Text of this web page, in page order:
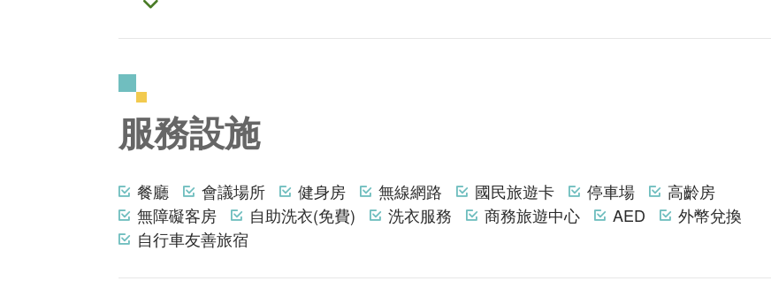
服務設施
餐廳 會議場所 健身房 無線網路 國民旅遊卡 停車場
高齡房
無障礙客房
自助洗衣(免費) 洗衣服務 商務旅遊中心 AED
外幣兌換
自行車友善旅宿